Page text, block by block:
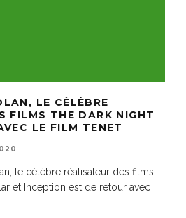
LE CÉLÈBRE
FILMS THE DARK NIGHT
LE FILM TENET
le célèbre réalisateur des films
et Inception est de retour avec